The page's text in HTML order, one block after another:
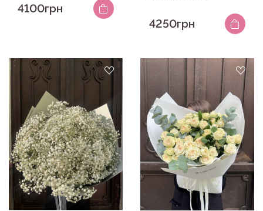
4100грн
4250грн